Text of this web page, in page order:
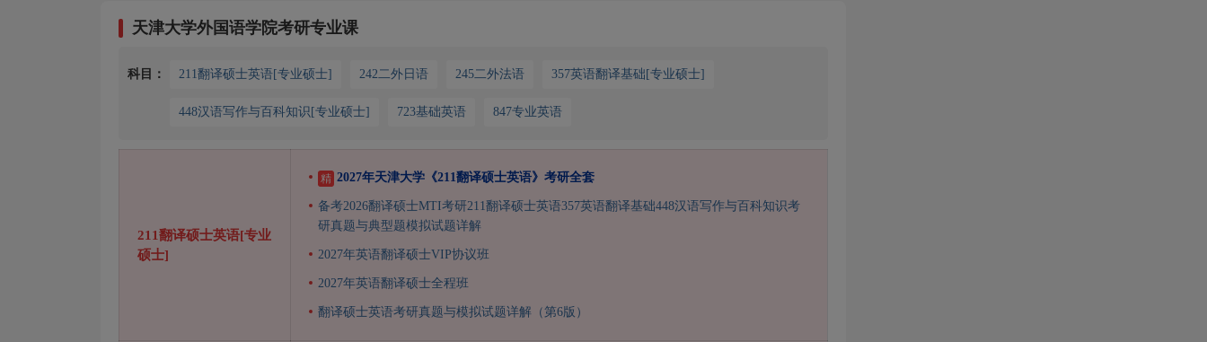
天津大学外国语学院考研专业课
科目： 211翻译硕士英语[专业硕士] 242二外日语 245二外法语 357英语翻译基础[专业硕士]
448汉语写作与百科知识[专业硕士] 723基础英语 847专业英语
211翻译硕士英语[专业
硕士]
精 2027年天津大学《211翻译硕士英语》考研全套
备考2026翻译硕士MTI考研211翻译硕士英语357英语翻译基础448汉语写作与百科知识考
研真题与典型题模拟试题详解
2027年英语翻译硕士VIP协议班
2027年英语翻译硕士全程班
翻译硕士英语考研真题与模拟试题详解（第6版）